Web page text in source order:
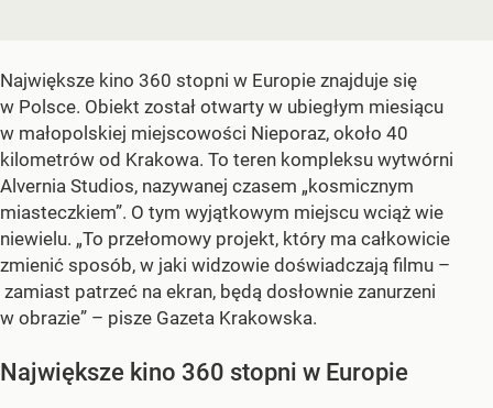
Największe kino 360 stopni w Europie znajduje się
w Polsce. Obiekt został otwarty w ubiegłym miesiącu
w małopolskiej miejscowości Nieporaz, około 40
kilometrów od Krakowa. To teren kompleksu wytwórni
Alvernia Studios, nazywanej czasem „kosmicznym
miasteczkiem”. O tym wyjątkowym miejscu wciąż wie
niewielu. „To przełomowy projekt, który ma całkowicie
zmienić sposób, w jaki widzowie doświadczają filmu –
zamiast patrzeć na ekran, będą dosłownie zanurzeni
w obrazie” – pisze Gazeta Krakowska.
Największe kino 360 stopni w Europie